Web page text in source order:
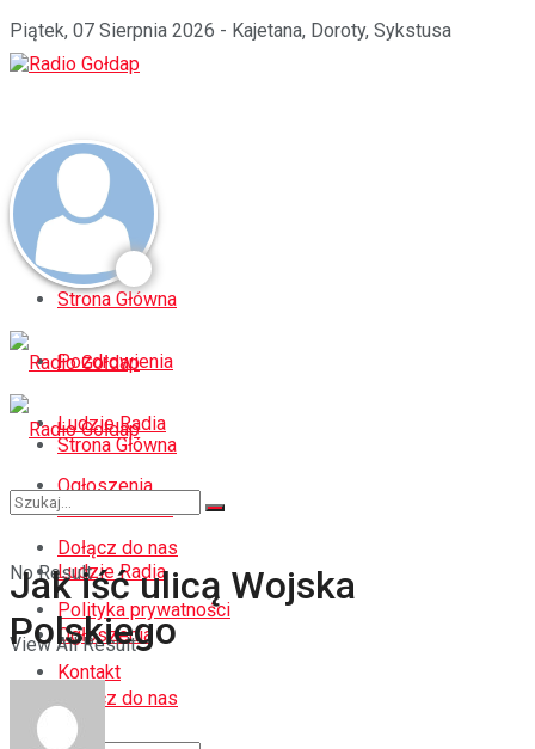
Piątek, 07 Sierpnia 2026 - Kajetana, Doroty, Sykstusa
Strona Główna
Pozdrowienia
Ludzie Radia
Ogłoszenia
Dołącz do nas
Polityka prywatności
Kontakt
Strona Główna
Pozdrowienia
Ludzie Radia
Ogłoszenia
Dołącz do nas
No Result
View All Result
Jak iść ulicą Wojska
Polskiego